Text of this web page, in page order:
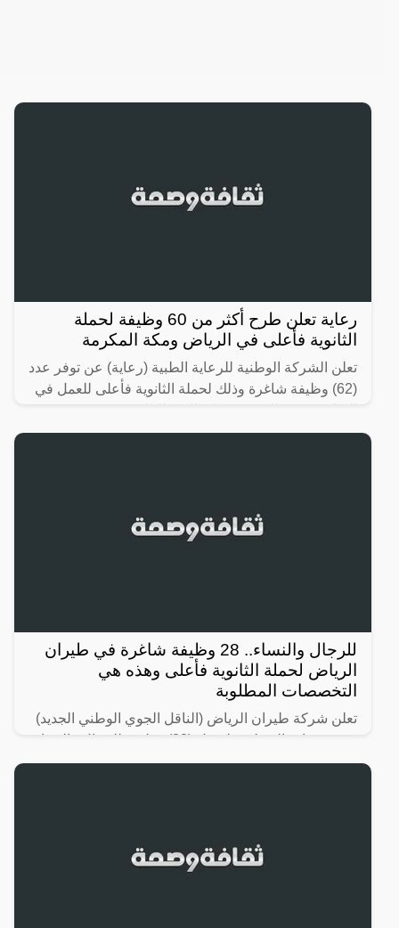
رعاية تعلن طرح أكثر من 60 وظيفة لحملة
الثانوية فأعلى في الرياض ومكة المكرمة
تعلن الشركة الوطنية للرعاية الطبية (رعاية) عن توفر عدد
(62) وظيفة شاغرة وذلك لحملة الثانوية فأعلى للعمل في
للرجال والنساء.. 28 وظيفة شاغرة في طيران
الرياض لحملة الثانوية فأعلى وهذه هي
التخصصات المطلوبة
تعلن شركة طيران الرياض (الناقل الجوي الوطني الجديد)
عن فتح باب التوظيف لشغل (28) وظيفة للرجال والنساء
حملة كافة المؤهلات (الثانوية، الدبلوم، البكالوريوس